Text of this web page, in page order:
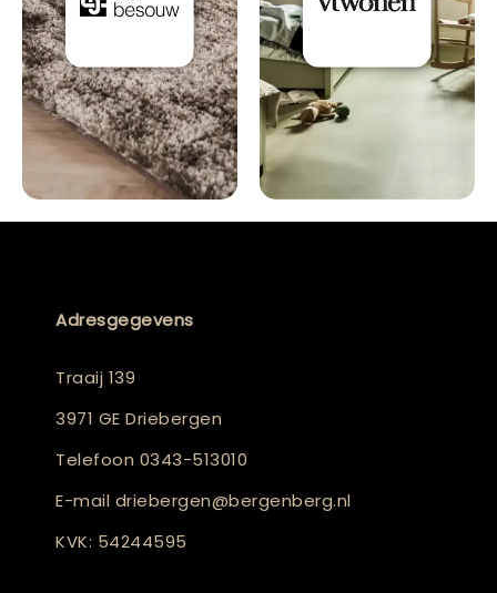
Adresgegevens
Traaij 139
3971 GE Driebergen
Telefoon 0343-513010
E-mail driebergen@bergenberg.nl
KVK: 54244595